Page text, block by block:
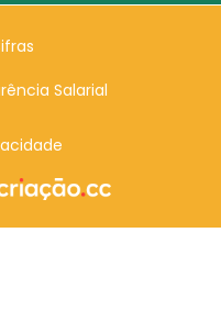
Salarial